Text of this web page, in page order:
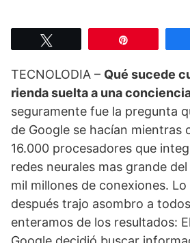
TECNOLODIA – Qué sucede
rienda suelta a una
seguramente fue la pregunta
de Google se hacían mientras
16.000 procesadores que
redes neurales mas grande
mil millones de conexiones.
después trajo asombro a
enteramos de los resultados: